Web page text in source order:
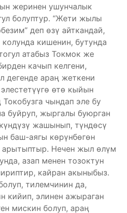
жеринен ушунчалык
болуптур. “Жети жылы
деп өзү айткандай,
кишенин, бутунда
атабыз Токмок же
качып келгени,
дегенде араң жеткени
өтө кыйын
чындап эле бу
буйруп, жыргалы буюрган
жашынып, түндөсү
баш-аягы көрүнбөгөн
арытыптыр. Нечен жыл өлүм
азап менен тозоктун
кайран акыныбыз.
тилемчинин да,
кийип, элинен ажыраган
мискин болуп, араң